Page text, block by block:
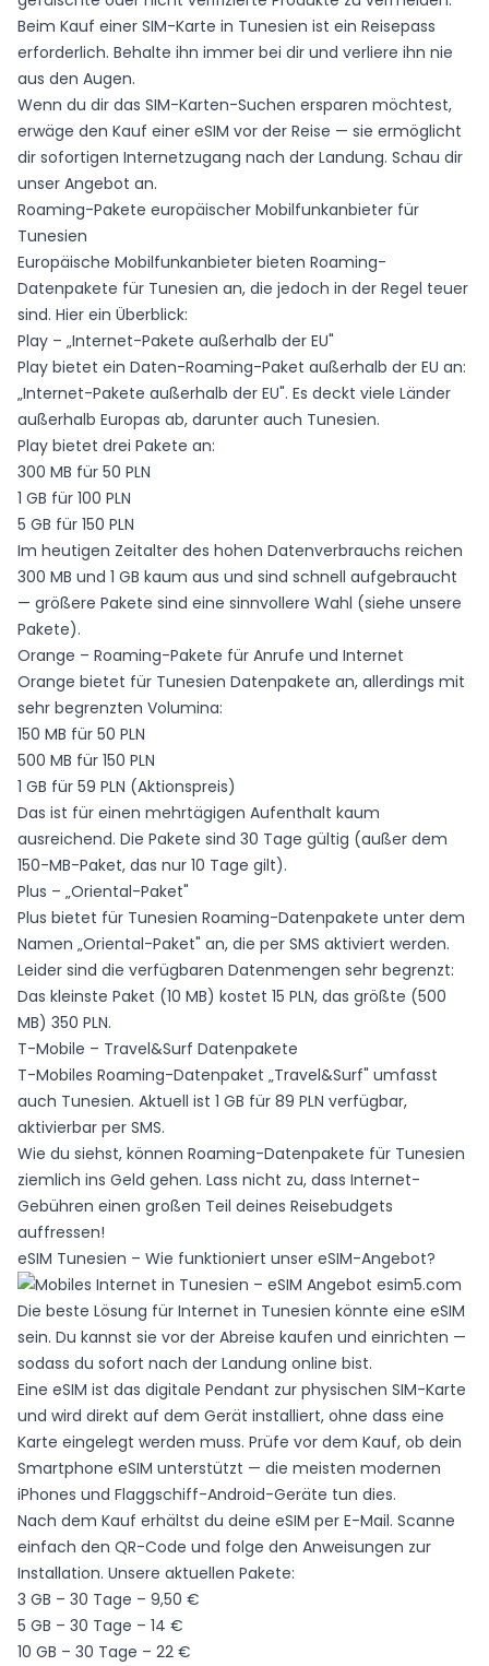
Beim Kauf einer SIM-Karte in Tunesien ist ein Reisepass
erforderlich. Behalte ihn immer bei dir und verliere ihn nie
aus den Augen.
Wenn du dir das SIM-Karten-Suchen ersparen möchtest,
erwäge den Kauf einer eSIM vor der Reise — sie ermöglicht
dir sofortigen Internetzugang nach der Landung. Schau dir
unser Angebot an.
Roaming-Pakete europäischer Mobilfunkanbieter für
Tunesien
Europäische Mobilfunkanbieter bieten Roaming-
Datenpakete für Tunesien an, die jedoch in der Regel teuer
sind. Hier ein Überblick:
Play – „Internet-Pakete außerhalb der EU"
Play bietet ein Daten-Roaming-Paket außerhalb der EU an:
„Internet-Pakete außerhalb der EU". Es deckt viele Länder
außerhalb Europas ab, darunter auch Tunesien.
Play bietet drei Pakete an:
300 MB für 50 PLN
1 GB für 100 PLN
5 GB für 150 PLN
Im heutigen Zeitalter des hohen Datenverbrauchs reichen
300 MB und 1 GB kaum aus und sind schnell aufgebraucht
— größere Pakete sind eine sinnvollere Wahl (siehe unsere
Pakete).
Orange – Roaming-Pakete für Anrufe und Internet
Orange bietet für Tunesien Datenpakete an, allerdings mit
sehr begrenzten Volumina:
150 MB für 50 PLN
500 MB für 150 PLN
1 GB für 59 PLN (Aktionspreis)
Das ist für einen mehrtägigen Aufenthalt kaum
ausreichend. Die Pakete sind 30 Tage gültig (außer dem
150-MB-Paket, das nur 10 Tage gilt).
Plus – „Oriental-Paket"
Plus bietet für Tunesien Roaming-Datenpakete unter dem
Namen „Oriental-Paket" an, die per SMS aktiviert werden.
Leider sind die verfügbaren Datenmengen sehr begrenzt:
Das kleinste Paket (10 MB) kostet 15 PLN, das größte (500
MB) 350 PLN.
T-Mobile – Travel&Surf Datenpakete
T-Mobiles Roaming-Datenpaket „Travel&Surf" umfasst
auch Tunesien. Aktuell ist 1 GB für 89 PLN verfügbar,
aktivierbar per SMS.
Wie du siehst, können Roaming-Datenpakete für Tunesien
ziemlich ins Geld gehen. Lass nicht zu, dass Internet-
Gebühren einen großen Teil deines Reisebudgets
auffressen!
eSIM Tunesien – Wie funktioniert unser eSIM-Angebot?
Die beste Lösung für Internet in Tunesien könnte eine eSIM
sein. Du kannst sie vor der Abreise kaufen und einrichten —
sodass du sofort nach der Landung online bist.
Eine eSIM ist das digitale Pendant zur physischen SIM-Karte
und wird direkt auf dem Gerät installiert, ohne dass eine
Karte eingelegt werden muss. Prüfe vor dem Kauf, ob dein
Smartphone eSIM unterstützt — die meisten modernen
iPhones und Flaggschiff-Android-Geräte tun dies.
Nach dem Kauf erhältst du deine eSIM per E-Mail. Scanne
einfach den QR-Code und folge den Anweisungen zur
Installation. Unsere aktuellen Pakete:
3 GB – 30 Tage – 9,50 €
5 GB – 30 Tage – 14 €
10 GB – 30 Tage – 22 €